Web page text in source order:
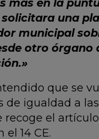
más en la
una
municipal
otro órgano
que se
de igualdad a
recoge el artículo
el 14 CE.